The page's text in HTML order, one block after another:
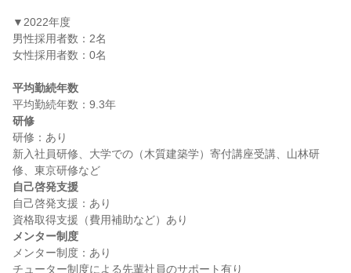
▼2022年度
男性採用者数：2名
女性採用者数：0名
平均勤続年数
研修
研修：あり
新入社員研修、大学での（木質建築学）寄付講座受講、山林研
自己啓発支援
自己啓発支援：あり
メンター制度
メンター制度：あり